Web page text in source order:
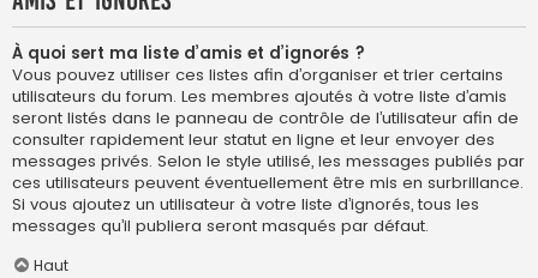
À quoi sert ma liste d’amis et d’ignorés ?
Vous pouvez utiliser ces listes afin d’organiser et trier certains
utilisateurs du forum. Les membres ajoutés à votre liste d’amis
seront listés dans le panneau de contrôle de l’utilisateur afin de
consulter rapidement leur statut en ligne et leur envoyer des
messages privés. Selon le style utilisé, les messages publiés par
ces utilisateurs peuvent éventuellement être mis en surbrillance.
Si vous ajoutez un utilisateur à votre liste d’ignorés, tous les
messages qu’il publiera seront masqués par défaut.
Haut